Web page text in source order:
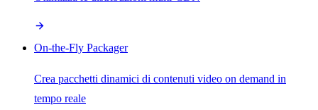
On-the-Fly Packager
Crea pacchetti dinamici di contenuti video on demand in
tempo reale